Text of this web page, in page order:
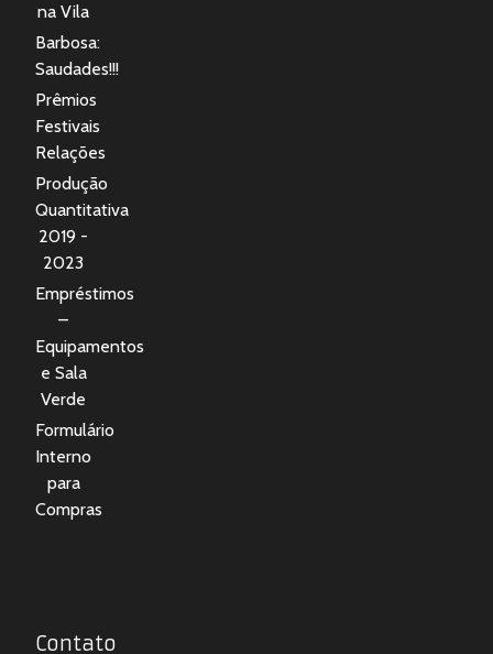
na Vila
Barbosa:
Saudades!!!
Prêmios
Festivais
Relações
Produção
Quantitativa
2019 -
2023
Empréstimos
–
Equipamentos
e Sala
Verde
Formulário
Interno
para
Compras
Contato